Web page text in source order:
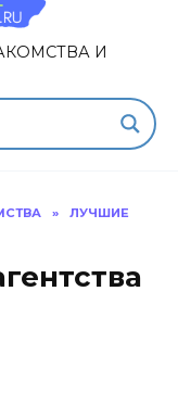
И
»
ЛУЧШИЕ